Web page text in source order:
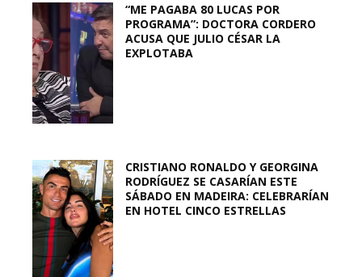
“ME PAGABA 80 LUCAS POR
PROGRAMA”: DOCTORA CORDERO
ACUSA QUE JULIO CÉSAR LA
EXPLOTABA
CRISTIANO RONALDO Y GEORGINA
RODRÍGUEZ SE CASARÍAN ESTE
SÁBADO EN MADEIRA: CELEBRARÍAN
EN HOTEL CINCO ESTRELLAS